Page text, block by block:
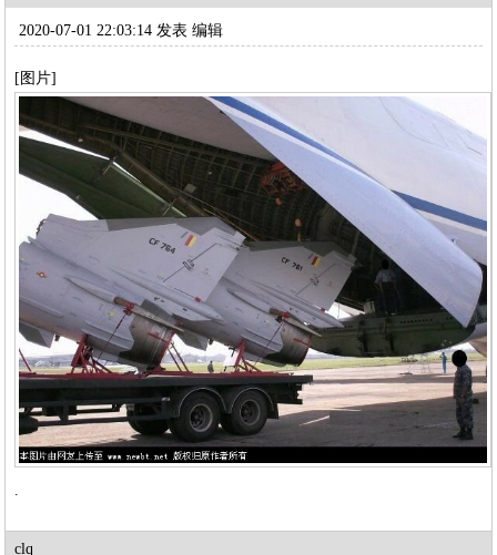
2020-07-01 22:03:14 发表编辑
[图片]
clq